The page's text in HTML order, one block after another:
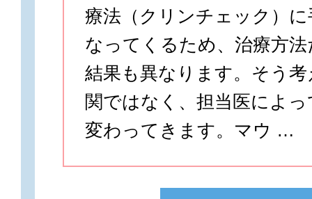
療法（クリンチェック）
なってくるため、治療方
結果も異なります。そう
関ではなく、担当医によ
変わってきます。マウ …